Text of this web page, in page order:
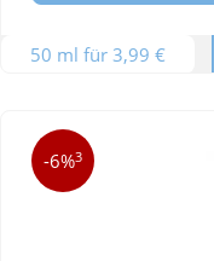
50 ml für 3,99 €
-6%3